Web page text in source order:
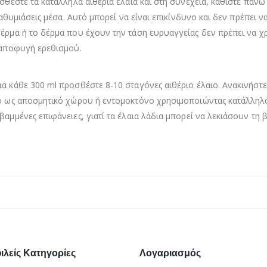
μέσα. Αυτό μπορεί να είναι επικίνδυνο και δεν πρέπει
ή το δέρμα που έχουν την τάση ευρυαγγείας δεν πρέπει να
ερεθισμού.
300 ml προσθέστε 8-10 σταγόνες αιθέριο έλαιο.
ως αποσμητικό χώρου ή εντομοκτόνο χρησιμοποιώντας
επιφάνειες, γιατί τα έλαια λάδια μπορεί να λεκιάσουν τη
Κατηγορίες Λογαριασμός